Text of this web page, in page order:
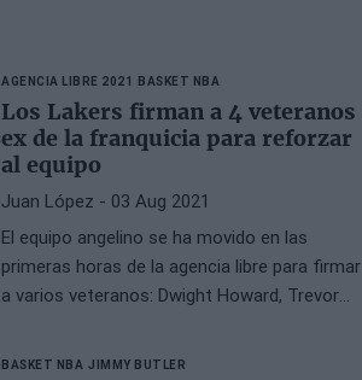
AGENCIA LIBRE 2021 BASKET NBA
Los Lakers firman a 4 veteranos
ex de la franquicia para reforzar
al equipo
Juan López - 03 Aug 2021
El equipo angelino se ha movido en las
primeras horas de la agencia libre para firmar
a varios veteranos: Dwight Howard, Trevor
BASKET NBA JIMMY BUTLER